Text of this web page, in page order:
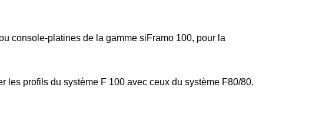
console-platines de la gamme siFramo 100, pour la
les profils du système F 100 avec ceux du système F80/80.